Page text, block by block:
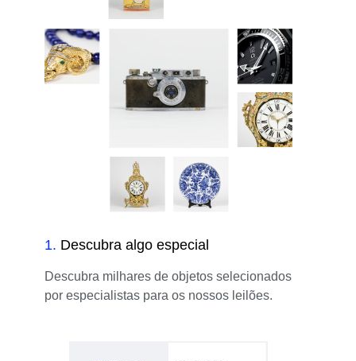
1. Descubra algo especial
Descubra milhares de objetos selecionados
por especialistas para os nossos leilões.